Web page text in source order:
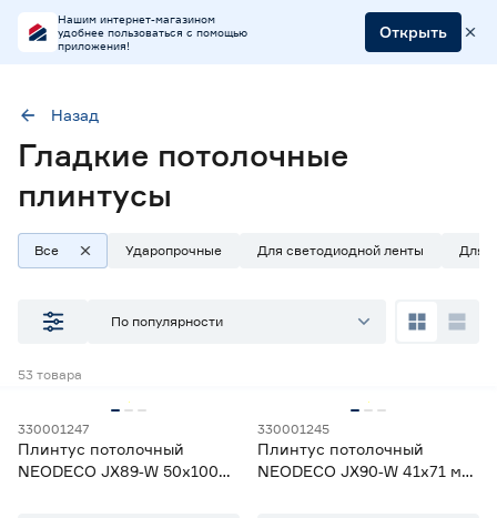
Нашим интернет-магазином
удобнее пользоваться с помощью
приложения!
Открыть
ТипПлинтусы потолочные ФормаГладкий
Наличие в магазинах
Ростовское шоссе, 28/7
Тип
Плинтусы потолочные
Назад
Гладкие потолочные
плинтусы
Все Ударопрочные Для светодиодной ленты Для
По популярности
53 товара
330001247
Плинтус потолочный
NEODECO JX89‑W 50х100
330001245
Плинтус потолочный
NEODECO JX90‑W 41х71 мм